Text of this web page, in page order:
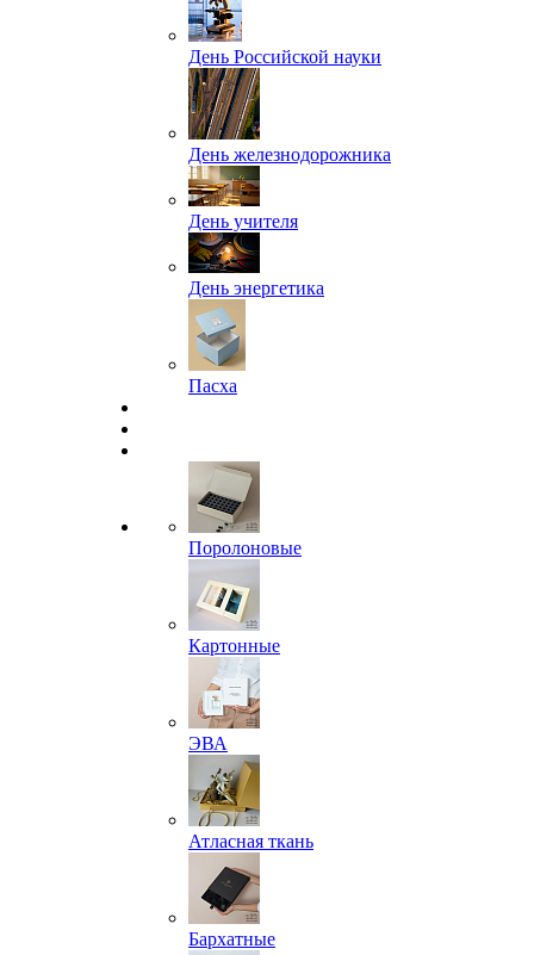
День Российской науки
День железнодорожника
День учителя
День энергетика
Пасха
Поролоновые
Картонные
ЭВА
Атласная ткань
Бархатные